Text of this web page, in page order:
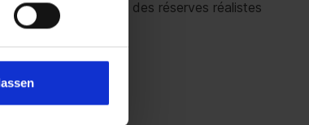
En prévoyant des réserves réalistes